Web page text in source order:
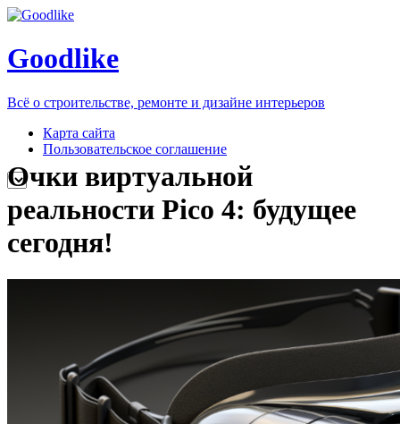
Goodlike
Всё о строительстве, ремонте и дизайне интерьеров
Карта сайта
Пользовательское соглашение
Очки виртуальной
реальности Pico 4: будущее
сегодня!